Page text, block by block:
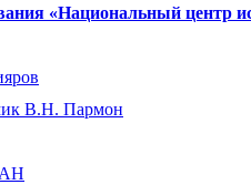
«Национальный центр
В.Н. Пармон